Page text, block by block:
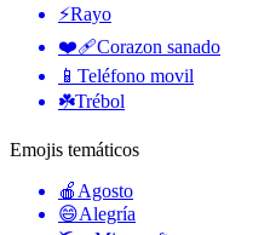
⚡Rayo
❤️‍🩹Corazon sanado
📱 Teléfono movil
☘️Trébol
Emojis temáticos
🍎 Agosto
😄Alegría